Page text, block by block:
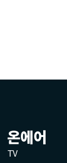
온에어
TV